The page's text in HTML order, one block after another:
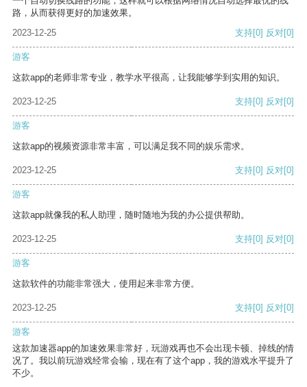
路，从而获得更好的加速效果。
2023-12-25
支持[0] 反对[0]
游客
这款app的老师非常专业，教学水平很高，让我能够学到实用的知识。
2023-12-25 支持[0] 反对[0]
游客
这款app的视频资源非常丰富，可以满足我不同的娱乐需求。
2023-12-25 支持[0] 反对[0]
游客
这款app就像我的私人助理，随时随地为我的办公提供帮助。
2023-12-25 支持[0] 反对[0]
游客
这款软件的功能非常强大，使用起来非常方便。
2023-12-25 支持[0] 反对[0]
游客
这款加速器app的加速效果非常好，玩游戏再也不会出现卡顿、掉线的情
况了。我以前玩游戏经常会输，现在有了这个app，我的游戏水平提升了
不少。